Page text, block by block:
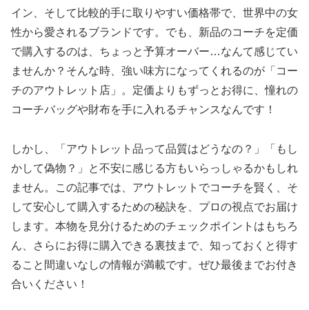
イン、そして比較的手に取りやすい価格帯で、世界中の女
性から愛されるブランドです。でも、新品のコーチを定価
で購入するのは、ちょっと予算オーバー…なんて感じてい
ませんか？そんな時、強い味方になってくれるのが「コー
チのアウトレット店」。定価よりもずっとお得に、憧れの
コーチバッグや財布を手に入れるチャンスなんです！
しかし、「アウトレット品って品質はどうなの？」「もし
かして偽物？」と不安に感じる方もいらっしゃるかもしれ
ません。この記事では、アウトレットでコーチを賢く、そ
して安心して購入するための秘訣を、プロの視点でお届け
します。本物を見分けるためのチェックポイントはもちろ
ん、さらにお得に購入できる裏技まで、知っておくと得す
ること間違いなしの情報が満載です。ぜひ最後までお付き
合いください！